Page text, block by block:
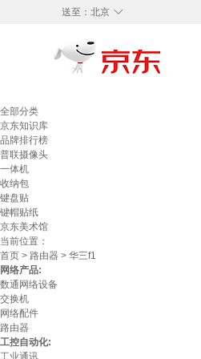
◇
送至： 北京
全部分类
京东知识库
品牌排行榜
普联摄像头
一体机
收纳包
键盘贴
键帽贴纸
京东美术馆
当前位置：
首页 > 路由器 > 华三f1
网络产品:
数通网络设备
交换机
网络配件
路由器
工控自动化:
工业通讯